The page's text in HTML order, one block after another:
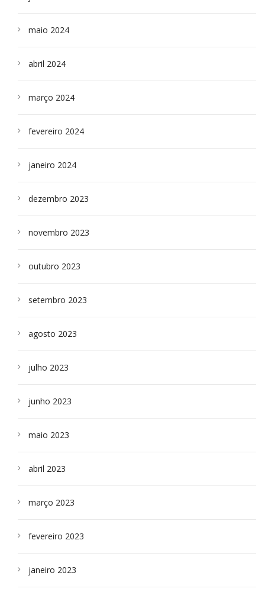
maio 2024
abril 2024
março 2024
fevereiro 2024
janeiro 2024
dezembro 2023
novembro 2023
outubro 2023
setembro 2023
agosto 2023
julho 2023
junho 2023
maio 2023
abril 2023
março 2023
fevereiro 2023
janeiro 2023